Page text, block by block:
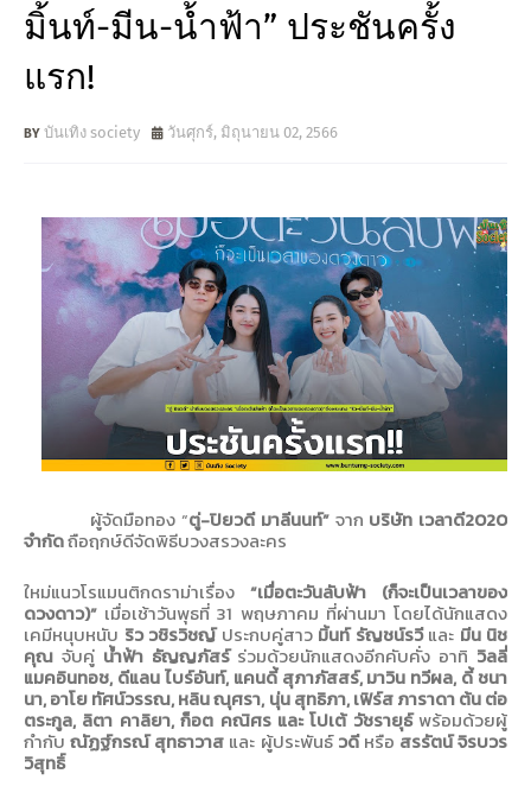
มิ้นท์-มีน-น้ำฟ้า” ประชันครั้ง
แรก!
บันเทิง society วันศุกร์, มิถุนายน 02, 2566
ผู้จัดมือทอง “ตู่-ปิยวดี มาลีนนท์” จาก บริษัท เวลาดี2020
จำกัดถือฤกษ์ดีจัดพิธีบวงสรวงละคร
ใหม่แนวโรแมนติกดราม่าเรื่อง “เมื่อตะวันลับฟ้า (ก็จะเป็นเวลาของ
ดวงดาว)” เมื่อเช้าวันพุธที่31 พฤษภาคม ที่ผ่านมา โดยได้นักแสดง
เคมีหนุบหนับ ริว วชิรวิชญ์ประกบคู่สาว มิ้นท์ รัญชน์รวีและ มีน นิช
คุณ จับคู่น้ำฟ้า ธัญญภัสร์ ร่วมด้วยนักแสดงอีกคับคั่ง อาทิ วิลลี่
แมคอินทอช, ดีแลน ไบร์อันท์, แคนดี้ สุภาภัสสร์,มาวิน ทวีผล, ดี้ ชนา
นา,อาโย ทัศน์วรรณ,หลิน ณุศรา, นุ่น สุทธิภา,เฟิร์ส ภาราดา ต้น ต่อ
ตระกูล, ลิตา คาลิยา,ก็อต คณิศร และ โปเต้ วัชรายุธ์พร้อมด้วยผู้
กำกับณัฏฐ์กรณ์ สุทธาวาส และ ผู้ประพันธ์วดีหรือ สรรัตน์ จิรบวร
วิสุทธิ์